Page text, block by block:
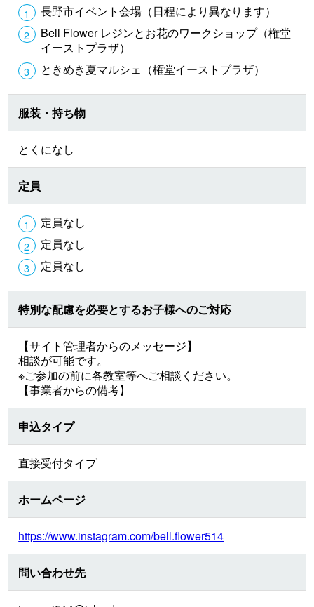
長野市イベント会場（日程により異なります）
Bell Flower レジンとお花のワークショップ（権堂
イーストプラザ）
ときめき夏マルシェ（権堂イーストプラザ）
服装・持ち物
とくになし
定員
定員なし
定員なし
定員なし
特別な配慮を必要とするお子様へのご対応
【サイト管理者からのメッセージ】
相談が可能です。
※ご参加の前に各教室等へご相談ください。
【事業者からの備考】
申込タイプ
直接受付タイプ
ホームページ
https://www.instagram.com/bell.flower514
問い合わせ先